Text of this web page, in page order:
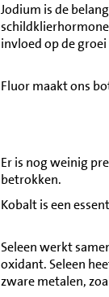
Jodium is de
invloed op de
Fluor maakt ons
Er is nog weinig
betrokken.
Kobalt is een
Seleen werkt
oxidant. Seleen
zware metalen,